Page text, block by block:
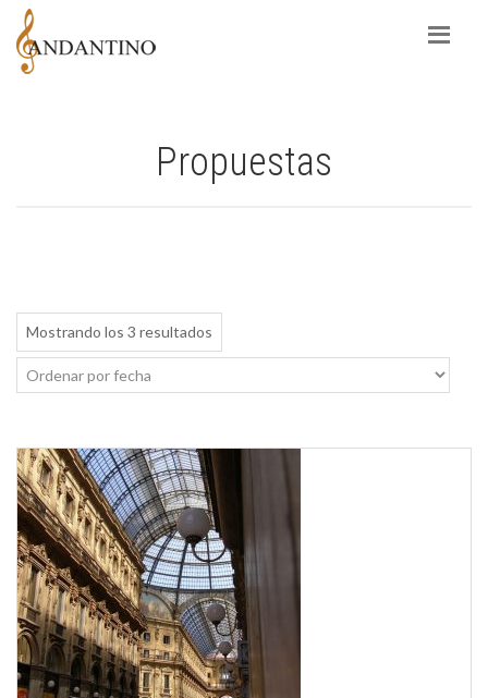
Propuestas
Mostrando los 3 resultados